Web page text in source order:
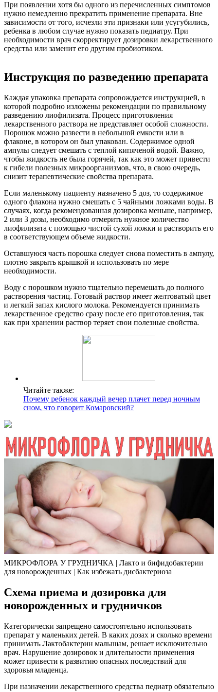
При появлении хотя бы одного из перечисленных симптомов
нужно немедленно прекратить применение препарата. Вне
зависимости от того, исчезли эти признаки или усугубились,
ребенка в любом случае нужно показать педиатру. При
необходимости врач скорректирует дозировки лекарственного
средства или заменит его другим пробиотиком.
Инструкция по разведению препарата
Каждая упаковка препарата сопровождается инструкцией, в
которой подробно изложены рекомендации по правильному
разведению лиофилизата. Процесс приготовления
лекарственного раствора не представляет особой сложности.
Порошок можно развести в небольшой емкости или в
флаконе, в котором он был упакован. Содержимое одной
ампулы следует смешать с теплой кипяченой водой. Важно,
чтобы жидкость не была горячей, так как это может привести
к гибели полезных микроорганизмов, что, в свою очередь,
снизит терапевтические свойства препарата.
Если маленькому пациенту назначено 5 доз, то содержимое
одного флакона нужно смешать с 5 чайными ложками воды. В
случаях, когда рекомендованная дозировка меньше, например,
2 или 3 дозы, необходимо отмерить нужное количество
лиофилизата с помощью чистой сухой ложки и растворить его
в соответствующем объеме жидкости.
Оставшуюся часть порошка следует снова поместить в ампулу,
плотно закрыть крышкой и использовать по мере
необходимости.
Воду с порошком нужно тщательно перемешать до полного
растворения частиц. Готовый раствор имеет желтоватый цвет
и легкий запах кислого молока. Рекомендуется принимать
лекарственное средство сразу после его приготовления, так
как при хранении раствор теряет свои полезные свойства.
Читайте также:
Почему ребенок каждый вечер плачет перед ночным
сном, что говорит Комаровский?
МИКРОФЛОРА У ГРУДНИЧКА | Лакто и бифидобактерии
для новорожденных | Как избежать дисбактериоза
Схема приема и дозировка для
новорожденных и грудничков
Категорически запрещено самостоятельно использовать
препарат у маленьких детей. В каких дозах и сколько времени
принимать Лактобактерин малышам, решает исключительно
врач. Нарушение дозировок и длительности применения
может привести к развитию опасных последствий для
здоровья младенца.
При назначении лекарственного средства педиатр обязательно